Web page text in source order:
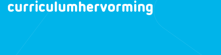
curriculumhervorming